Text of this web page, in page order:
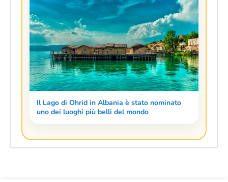
Il Lago di Ohrid in Albania è stato nominato
uno dei luoghi più belli del mondo